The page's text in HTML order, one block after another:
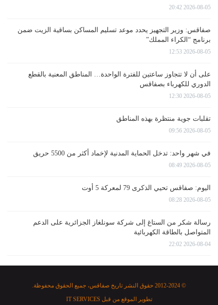
2026-08-05 20:42
صفاقس: وزير التجهيز يحدد موعد تسليم المساكن بساقية الزيت ضمن
برنامج “الكراء المملك”
2026-08-05 12:53
على أن لا تتجاوز ساعتين للفترة الواحدة… المناطق المعنية بالقطع
الدوري للكهرباء بصفاقس
2026-08-05 12:30
تقلبات جوية منتظرة بهذه المناطق
2026-08-05 09:56
في شهر واحد: تدخل الحماية المدنية لإخماد أكثر من 5500 حريق
2026-08-05 08:49
اليوم: صفاقس تحيي الذكرى 79 لمعركة 5 أوت
2026-08-05 08:28
رسالة شكر من الستاغ إلى شركة سونلغاز الجزائرية على الدعم
المتواصل بالطاقة الكهربائية
2026-08-04 22:02
© 2012-2024 حقوق النشر تاريخ صفاقس، جميع الحقوق محفوظة.
تطوير الموقع من قبل IT SERVICES